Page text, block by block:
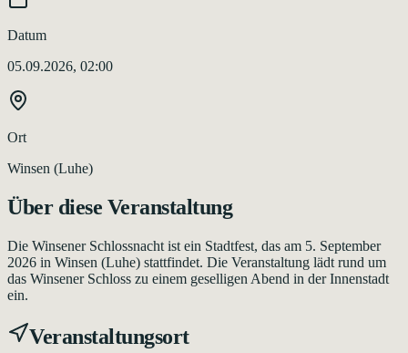
Datum
05.09.2026, 02:00
Ort
Winsen (Luhe)
Über diese Veranstaltung
Die Winsener Schlossnacht ist ein Stadtfest, das am 5. September
2026 in Winsen (Luhe) stattfindet. Die Veranstaltung lädt rund um
das Winsener Schloss zu einem geselligen Abend in der Innenstadt
ein.
Veranstaltungsort